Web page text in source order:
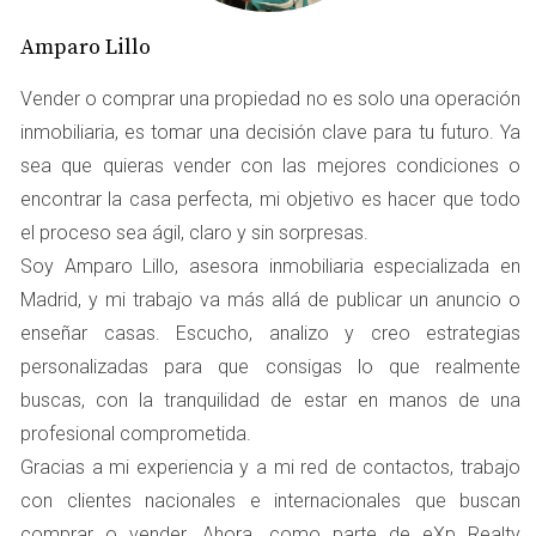
Cuando hablamos de cargas en una propiedad, nos
referimos a cualquier limitación legal que afecte su libre
incluso embargos.
Hipotecas:Un préstamo garantizado por la
propiedad. Si no se paga, el banco puede reclamarla.
Servidumbres:Derechos que permiten a terceros
utilizar partes de la propiedad.
Embargos:Limitaciones impuestas por deudas que
afectan la venta del inmueble.
Entender estos conceptos es fundamental para cualquier
cargas pueden complicar el proceso, también pueden ser
superadas eficazmente con una planificación adecuada.
ESTRATEGIAS PARA VENDER UN
INMUEBLE CON CARGAS
Amparo Lillo
Vender o comprar una propiedad no es solo una operación
inmobiliaria, es tomar una decisión clave para tu futuro. Ya
sea que quieras vender con las mejores condiciones o
encontrar la casa perfecta, mi objetivo es hacer que todo
el proceso sea ágil, claro y sin sorpresas.
Soy Amparo Lillo, asesora inmobiliaria especializada en
Madrid, y mi trabajo va más allá de publicar un anuncio o
enseñar casas. Escucho, analizo y creo estrategias
personalizadas para que consigas lo que realmente
buscas, con la tranquilidad de estar en manos de una
profesional comprometida.
Gracias a mi experiencia y a mi red de contactos, trabajo
con clientes nacionales e internacionales que buscan